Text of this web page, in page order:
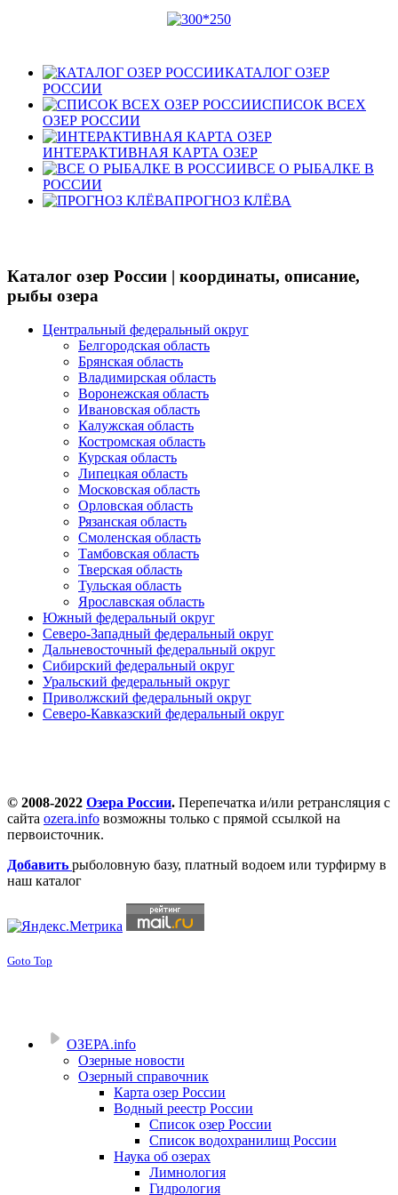
КАТАЛОГ ОЗЕР
РОССИИ
СПИСОК ВСЕХ
ОЗЕР РОССИИ
ИНТЕРАКТИВНАЯ КАРТА ОЗЕР
ВСЕ О РЫБАЛКЕ В
РОССИИ
ПРОГНОЗ КЛЁВА
Каталог озер России | координаты, описание,
рыбы озера
Центральный федеральный округ
Белгородская область
Брянская область
Владимирская область
Воронежская область
Ивановская область
Калужская область
Костромская область
Курская область
Липецкая область
Московская область
Орловская область
Рязанская область
Смоленская область
Тамбовская область
Тверская область
Тульская область
Ярославская область
Южный федеральный округ
Северо-Западный федеральный округ
Дальневосточный федеральный округ
Сибирский федеральный округ
Уральский федеральный округ
Приволжский федеральный округ
Северо-Кавказский федеральный округ
© 2008-2022 Озера России. Перепечатка и/или ретрансляция с
сайта ozera.info возможны только с прямой ссылкой на
первоисточник.
Добавить рыболовную базу, платный водоем или турфирму в
наш каталог
Goto Top
ОЗЕРА.info
Озерные новости
Озерный справочник
Карта озер России
Водный реестр России
Список озер России
Список водохранилищ России
Наука об озерах
Лимнология
Гидрология